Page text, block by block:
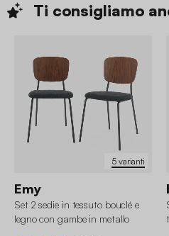
Ti consigliamo
5 varianti
Emy
Set 2 sedie in tessuto bouclé e
legno con gambe in metallo